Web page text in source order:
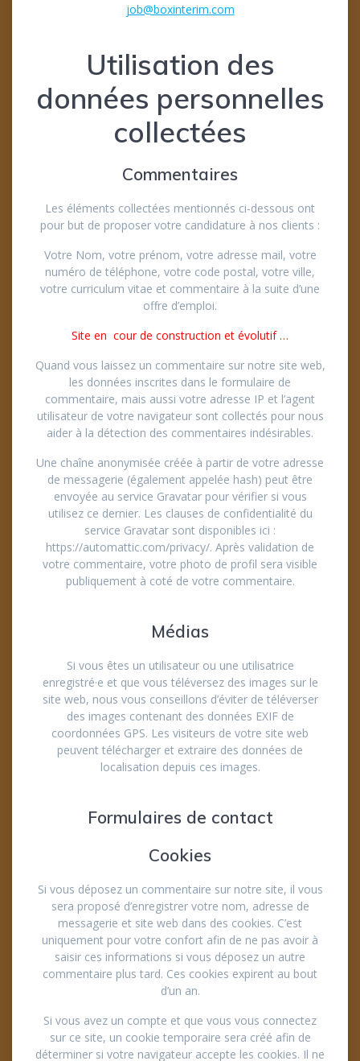
job@boxinterim.com
Utilisation des
données personnelles
collectées
Commentaires
Les éléments collectées mentionnés ci-dessous ont
pour but de proposer votre candidature à nos clients :
Votre Nom, votre prénom, votre adresse mail, votre
numéro de téléphone, votre code postal, votre ville,
votre curriculum vitae et commentaire à la suite d’une
offre d’emploi.
Site en cour de construction et évolutif …
Quand vous laissez un commentaire sur notre site web,
les données inscrites dans le formulaire de
commentaire, mais aussi votre adresse IP et l’agent
utilisateur de votre navigateur sont collectés pour nous
aider à la détection des commentaires indésirables.
Une chaîne anonymisée créée à partir de votre adresse
de messagerie (également appelée hash) peut être
envoyée au service Gravatar pour vérifier si vous
utilisez ce dernier. Les clauses de confidentialité du
service Gravatar sont disponibles ici :
https://automattic.com/privacy/. Après validation de
votre commentaire, votre photo de profil sera visible
publiquement à coté de votre commentaire.
Médias
Si vous êtes un utilisateur ou une utilisatrice
enregistré·e et que vous téléversez des images sur le
site web, nous vous conseillons d’éviter de téléverser
des images contenant des données EXIF de
coordonnées GPS. Les visiteurs de votre site web
peuvent télécharger et extraire des données de
localisation depuis ces images.
Formulaires de contact
Cookies
Si vous déposez un commentaire sur notre site, il vous
sera proposé d’enregistrer votre nom, adresse de
messagerie et site web dans des cookies. C’est
uniquement pour votre confort afin de ne pas avoir à
saisir ces informations si vous déposez un autre
commentaire plus tard. Ces cookies expirent au bout
d’un an.
Si vous avez un compte et que vous vous connectez
sur ce site, un cookie temporaire sera créé afin de
déterminer si votre navigateur accepte les cookies. Il ne